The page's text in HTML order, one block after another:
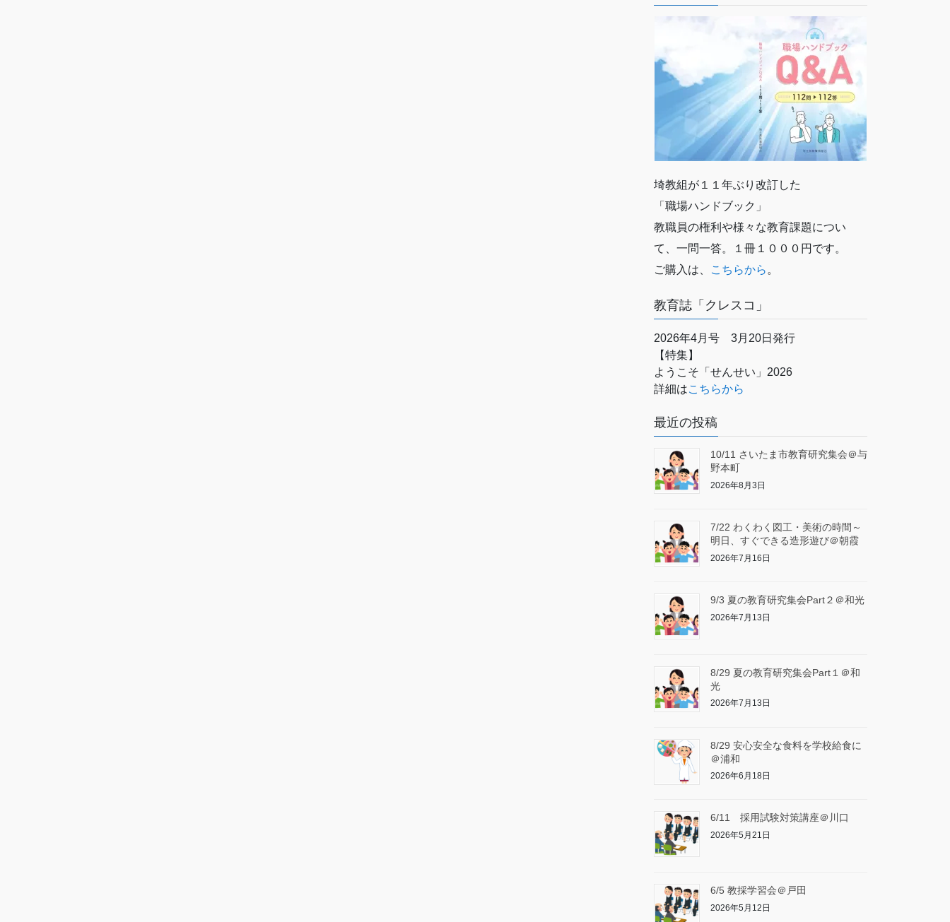
埼教組が１１年ぶり改訂した
「職場ハンドブック」
教職員の権利や様々な教育課題につい
て、一問一答。１冊１０００円です。
ご購入は、
こちらから 。
教育誌「クレスコ」
2026年4月号 3月20日発行
【特集】
ようこそ「せんせい」2026
詳細はこちらから
最近の投稿
10/11 さいたま市教育研究集会＠与
野本町
2026年8月3日
7/22 わくわく図工・美術の時間～
明日、すぐできる造形遊び＠朝霞
2026年7月16日
9/3 夏の教育研究集会Part２＠和光
2026年7月13日
8/29 夏の教育研究集会Part１＠和
光
2026年7月13日
8/29 安心安全な食料を学校給食に
＠浦和
2026年6月18日
6/11 採用試験対策講座＠川口
2026年5月21日
6/5 教採学習会＠戸田
2026年5月12日